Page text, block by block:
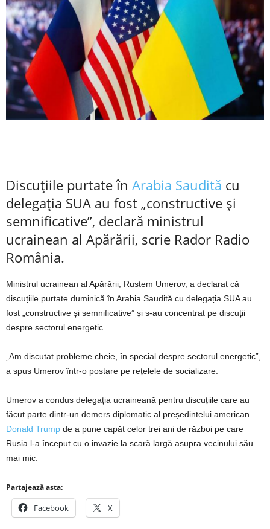
Discuțiile purtate în Arabia Saudită cu
delegația SUA au fost „constructive și
semnificative”, declară ministrul
ucrainean al Apărării, scrie Rador Radio
România.
Ministrul ucrainean al Apărării, Rustem Umerov, a declarat că
discuțiile purtate duminică în Arabia Saudită cu delegația SUA au
fost „constructive și semnificative” și s-au concentrat pe discuții
despre sectorul energetic.
„Am discutat probleme cheie, în special despre sectorul energetic”,
a spus Umerov într-o postare pe rețelele de socializare.
Umerov a condus delegația ucraineană pentru discuțiile care au
făcut parte dintr-un demers diplomatic al președintelui american
Donald Trump de a pune capăt celor trei ani de război pe care
Rusia l-a început cu o invazie la scară largă asupra vecinului său
mai mic.
Partajează asta:
Facebook X